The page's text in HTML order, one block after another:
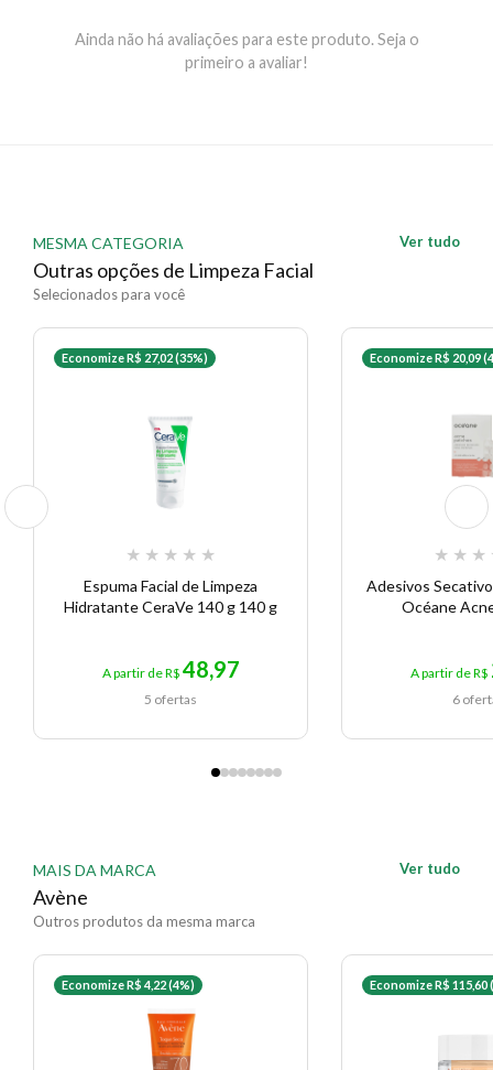
Ainda não há avaliações para este produto. Seja o
primeiro a avaliar!
MESMA CATEGORIA
Outras opções de Limpeza Facial
Selecionados para você
Ver tudo
Economize R$ 27,02 (35%)
★ ★ ★ ★ ★
Espuma Facial de Limpeza
Hidratante CeraVe 140 g 140 g
A partir de R$ 48,97
5 ofertas
Economize R$ 20,09
★ ★ ★
Adesivos
Océane
A partir de R$
6
MAIS DA MARCA
Avène
Outros produtos da mesma marca
Ver tudo
Economize R$ 4,22 (4%) Economize R$ 115,60